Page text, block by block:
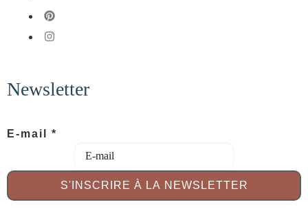
Newsletter
a
-
E-mail *
S'INSCRIRE À LA NEWSLETTER